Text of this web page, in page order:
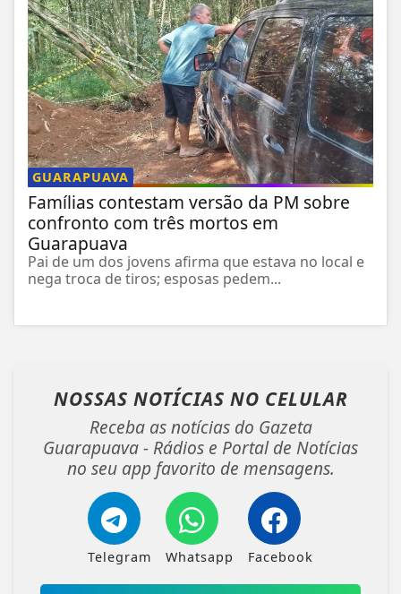
GUARAPUAVA
Famílias contestam versão da PM sobre
confronto com três mortos em
Guarapuava
Pai de um dos jovens afirma que estava no local e
nega troca de tiros; esposas pedem...
NOSSAS NOTÍCIAS NO CELULAR
Receba as notícias do Gazeta
Guarapuava - Rádios e Portal de Notícias
no seu app favorito de mensagens.
Telegram Whatsapp Facebook